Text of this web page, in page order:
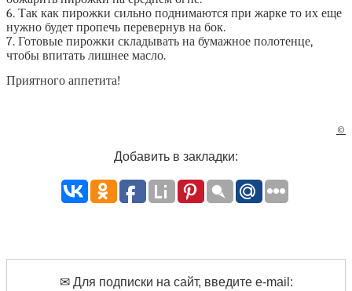
6. Так как пирожки сильно поднимаются при жарке то их еще
нужно будет пропечь перевернув на бок.
7. Готовые пирожки складывать на бумажное полотенце,
чтобы впитать лишнее масло.
Приятного аппетита!
©
Добавить в закладки:
✉ Для подписки на сайт, введите e-mail: